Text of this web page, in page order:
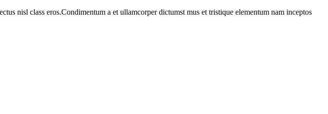
nisl class eros.Condimentum a et ullamcorper dictumst mus et tristique elementum nam inceptos